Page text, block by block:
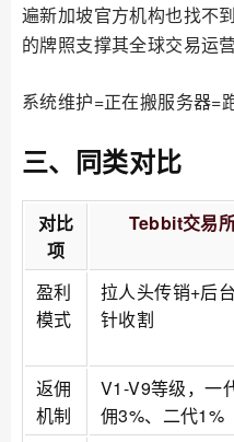
遍新加坡官方机构也找不
的牌照支撑其全球交易运
系统维护=正在搬服务器=
三、同类对比
对比
项
Tebbit交易
盈利
模式
拉人头传销+后
针收割
返佣
机制
V1-V9等级，一
佣3%、二代1%